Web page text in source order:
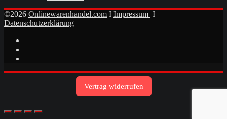
©2026 Onlinewarenhandel.com I Impressum I
Datenschutzerklärung
Vertrag widerrufen